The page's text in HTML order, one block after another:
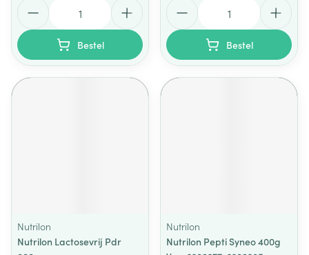
Bestel Bestel
Nutrilon
Nutrilon Lactosevrij Pdr
Nutrilon
Nutrilon Pepti Syneo 400g